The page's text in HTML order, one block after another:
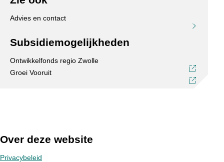
Advies en contact
Subsidiemogelijkheden
Ontwikkelfonds regio Zwolle
Groei Vooruit
Over deze website
Privacybeleid